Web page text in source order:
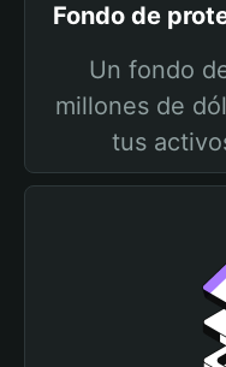
Fondo de
Un fondo
millones de
tus